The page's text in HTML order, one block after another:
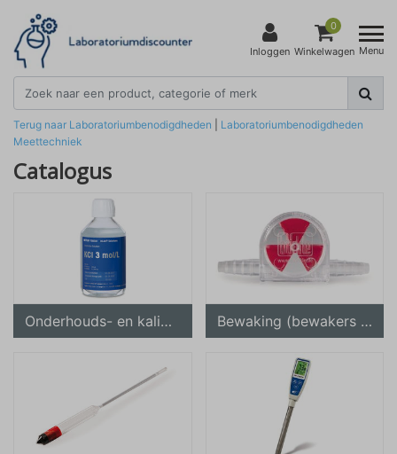
Inloggen
0
Winkelwagen Menu
Terug naar Laboratoriumbenodigdheden
Laboratoriumbenodigdheden
Meettechniek
Catalogus
Onderhouds- en kalibreeroplossingen Bewaking (bewakers en stromingsindicatoren)